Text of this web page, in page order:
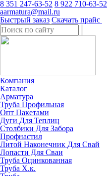
8 351 247-63-52 8 922 710-63-52
aarmatura@mail.ru
Быстрый заказ Скачать прайс
Компания
Каталог
Арматура
Труба Профильная
Опт Пакетами
Дуги Для Теплиц
Столбики Для Забора
Профнастил
Литой Наконечник Для Свай
Лопасти Для Сваи
Труба Оцинкованная
Труба Х.к.